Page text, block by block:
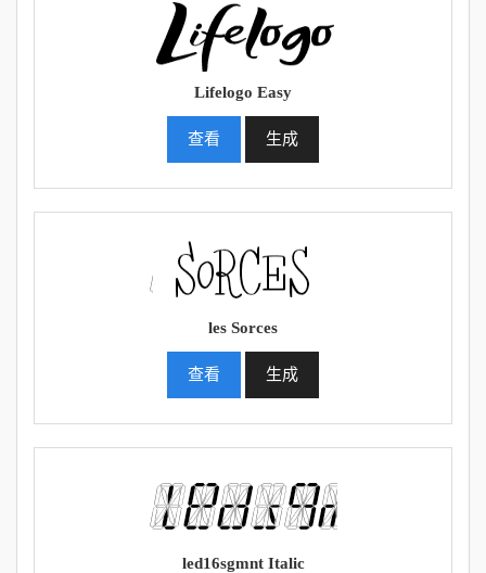
Lifelogo Easy
查看 生成
les Sorces
查看 生成
led16sgmnt Italic